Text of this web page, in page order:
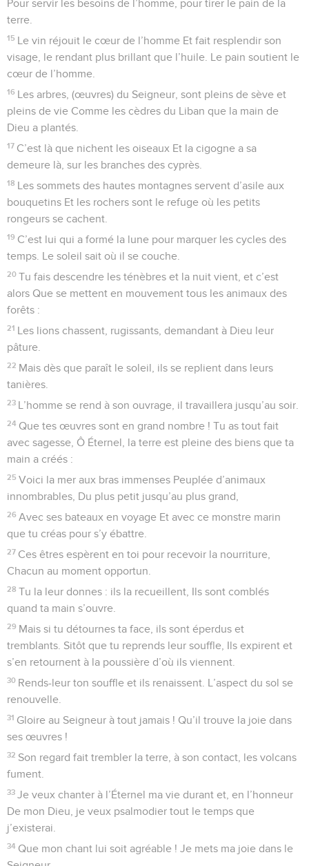
Pour servir les besoins de l’homme, pour tirer le pain de la
terre.
15 Le vin réjouit le cœur de l’homme Et fait resplendir son
visage, le rendant plus brillant que l’huile. Le pain soutient le
cœur de l’homme.
16 Les arbres, (œuvres) du Seigneur, sont pleins de sève et
pleins de vie Comme les cèdres du Liban que la main de
Dieu a plantés.
17 C’est là que nichent les oiseaux Et la cigogne a sa
demeure là, sur les branches des cyprès.
18 Les sommets des hautes montagnes servent d’asile aux
bouquetins Et les rochers sont le refuge où les petits
rongeurs se cachent.
19 C’est lui qui a formé la lune pour marquer les cycles des
temps. Le soleil sait où il se couche.
20 Tu fais descendre les ténèbres et la nuit vient, et c’est
alors Que se mettent en mouvement tous les animaux des
forêts :
21 Les lions chassent, rugissants, demandant à Dieu leur
pâture.
22 Mais dès que paraît le soleil, ils se replient dans leurs
tanières.
23 L’homme se rend à son ouvrage, il travaillera jusqu’au soir.
24 Que tes œuvres sont en grand nombre ! Tu as tout fait
avec sagesse, Ô Éternel, la terre est pleine des biens que ta
main a créés :
25 Voici la mer aux bras immenses Peuplée d’animaux
innombrables, Du plus petit jusqu’au plus grand,
26 Avec ses bateaux en voyage Et avec ce monstre marin
que tu créas pour s’y ébattre.
27 Ces êtres espèrent en toi pour recevoir la nourriture,
Chacun au moment opportun.
28 Tu la leur donnes : ils la recueillent, Ils sont comblés
quand ta main s’ouvre.
29 Mais si tu détournes ta face, ils sont éperdus et
tremblants. Sitôt que tu reprends leur souffle, Ils expirent et
s’en retournent à la poussière d’où ils viennent.
30 Rends-leur ton souffle et ils renaissent. L’aspect du sol se
renouvelle.
31 Gloire au Seigneur à tout jamais ! Qu’il trouve la joie dans
ses œuvres !
32 Son regard fait trembler la terre, à son contact, les volcans
fument.
33 Je veux chanter à l’Éternel ma vie durant et, en l’honneur
De mon Dieu, je veux psalmodier tout le temps que
j’existerai.
34 Que mon chant lui soit agréable ! Je mets ma joie dans le